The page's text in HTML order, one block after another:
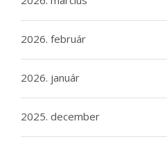
2026. február
2026. január
2025. december